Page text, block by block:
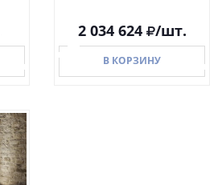
2 034 624 /шт.
В КОРЗИНУ